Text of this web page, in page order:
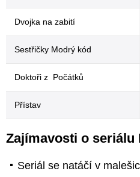
Dvojka na zabití
Sestřičky Modrý kód
Doktoři z Počátků
Přístav
Zajímavosti o seriálu
Seriál se natáčí v